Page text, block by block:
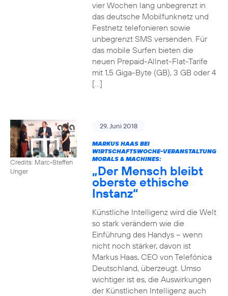
vier Wochen lang unbegrenzt in
das deutsche Mobilfunknetz und
Festnetz telefonieren sowie
unbegrenzt SMS versenden. Für
das mobile Surfen bieten die
neuen Prepaid-Allnet-Flat-Tarife
mit 1,5 Giga-Byte (GB), 3 GB oder 4
[…]
Credits: Marc-Steffen
Unger
29. Juni 2018
MARKUS HAAS BEI
WIRTSCHAFTSWOCHE-VERANSTALTUNG
MORALS & MACHINES:
„Der Mensch bleibt
oberste ethische
Instanz“
Künstliche Intelligenz wird die Welt
so stark verändern wie die
Einführung des Handys – wenn
nicht noch stärker, davon ist
Markus Haas, CEO von Telefónica
Deutschland, überzeugt. Umso
wichtiger ist es, die Auswirkungen
der Künstlichen Intelligenz auch